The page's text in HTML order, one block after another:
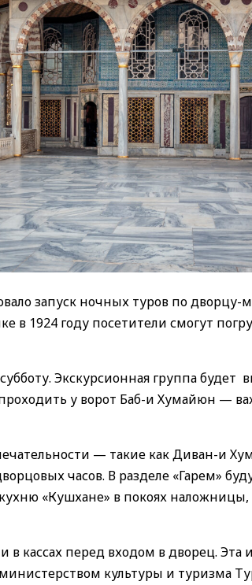
запуск ночных туров по дворцу-
1924 году посетители смогут
Экскурсионная группа будет
у ворот Баб-и Хумайюн —
— такие как Диван-и
часов. В разделе «Гарем»
«Кушхане» в покоях наложницы,
кассах перед входом в дворец. Эта
культуры и туризма